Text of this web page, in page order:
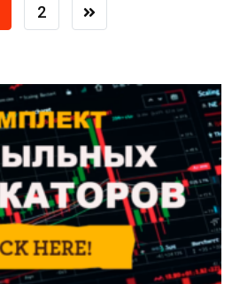
2